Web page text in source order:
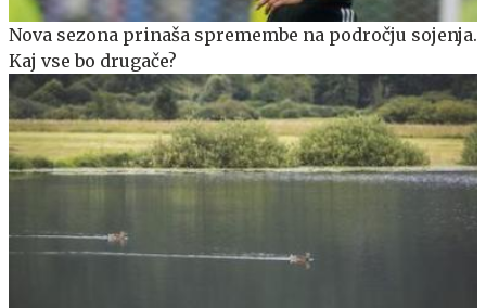
Nova sezona prinaša spremembe na področju sojenja.
Kaj vse bo drugače?